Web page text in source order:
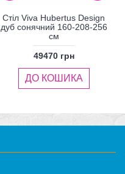
Стіл Viva Hubertus Design
дуб сонячний 160-208-256
см
49470 грн
ДО КОШИКА